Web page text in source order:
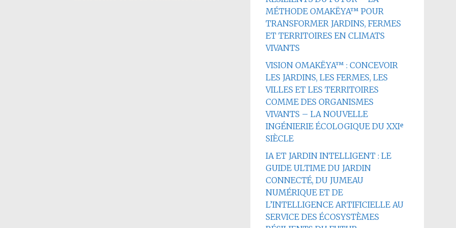
MÉTHODE OMAKËYA™ POUR
TRANSFORMER JARDINS, FERMES
ET TERRITOIRES EN CLIMATS
VIVANTS
VISION OMAKËYA™ : CONCEVOIR
LES JARDINS, LES FERMES, LES
VILLES ET LES TERRITOIRES
COMME DES ORGANISMES
VIVANTS – LA NOUVELLE
INGÉNIERIE ÉCOLOGIQUE DU XXIᵉ
SIÈCLE
IA ET JARDIN INTELLIGENT : LE
GUIDE ULTIME DU JARDIN
CONNECTÉ, DU JUMEAU
NUMÉRIQUE ET DE
L’INTELLIGENCE ARTIFICIELLE AU
SERVICE DES ÉCOSYSTÈMES